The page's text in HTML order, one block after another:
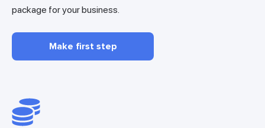
package for your business.
Make first step